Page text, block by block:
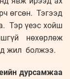
өгсөн. Тэгээд
Тэр үеэс хойш
нөхөрлөж
жил болжээ.
дурсамжаа